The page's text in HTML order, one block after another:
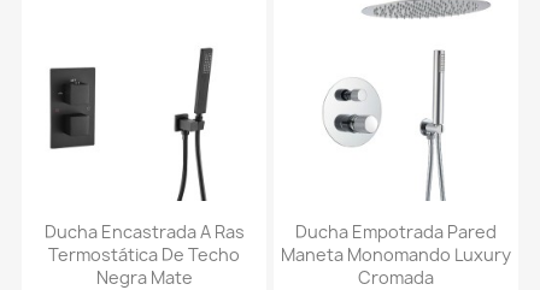
Ducha Encastrada A Ras
Termostática De Techo
Negra Mate
Ducha Empotrada Pared
Maneta Monomando Luxury
Cromada